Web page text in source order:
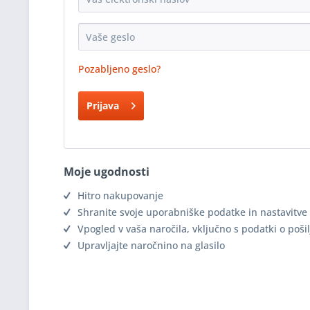
Pozabljeno geslo?
Prijava
Moje ugodnosti
Hitro nakupovanje
Shranite svoje uporabniške podatke in nastavitve
Vpogled v vaša naročila, vključno s podatki o
Upravljajte naročnino na glasilo